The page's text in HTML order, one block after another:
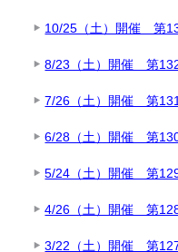
10/25（土）開催 第
8/23（土）開催 第
7/26（土）開催 第
6/28（土）開催 第
5/24（土）開催 第
4/26（土）開催 第
3/22（土）開催 第